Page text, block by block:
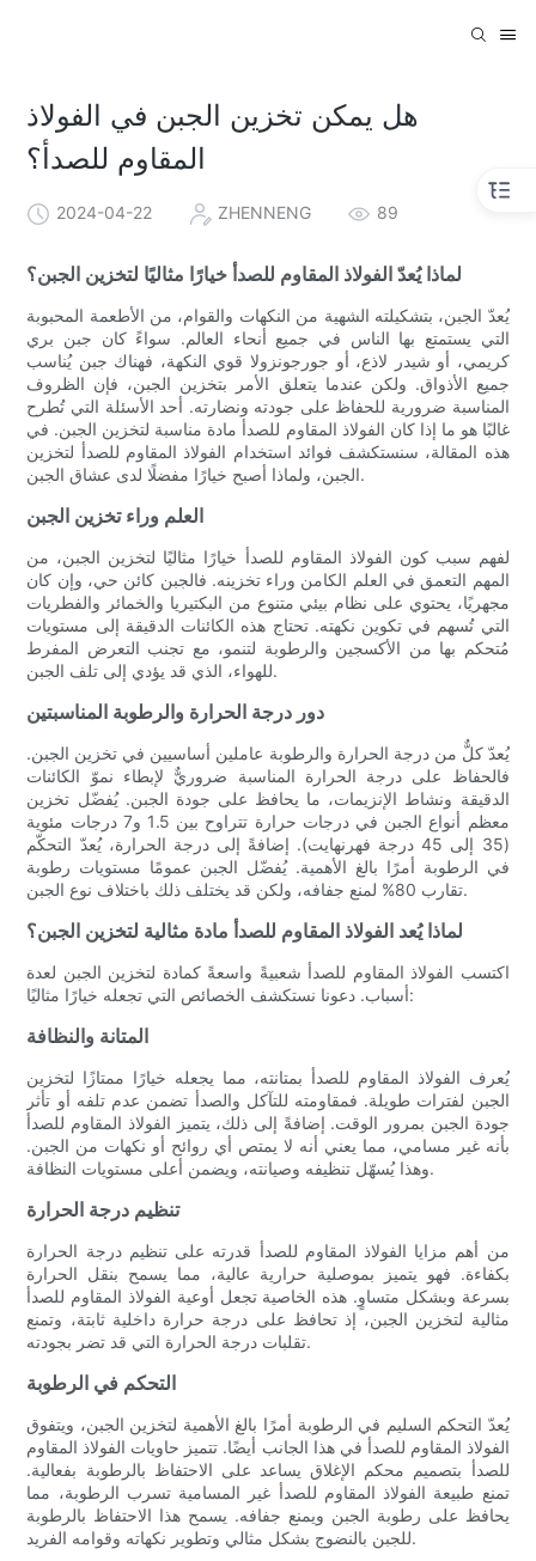
هل يمكن تخزين الجبن في الفولاذ
المقاوم للصدأ؟
2024-04-22 ZHENNENG 89
لماذا يُعدّ الفولاذ المقاوم للصدأ خيارًا مثاليًا لتخزين الجبن؟
يُعدّ الجبن، بتشكيلته الشهية من النكهات والقوام، من الأطعمة المحبوبة
التي يستمتع بها الناس في جميع أنحاء العالم. سواءً كان جبن بري
كريمي، أو شيدر لاذع، أو جورجونزولا قوي النكهة، فهناك جبن يُناسب
جميع الأذواق. ولكن عندما يتعلق الأمر بتخزين الجبن، فإن الظروف
المناسبة ضرورية للحفاظ على جودته ونضارته. أحد الأسئلة التي تُطرح
غالبًا هو ما إذا كان الفولاذ المقاوم للصدأ مادة مناسبة لتخزين الجبن. في
هذه المقالة، سنستكشف فوائد استخدام الفولاذ المقاوم للصدأ لتخزين
الجبن، ولماذا أصبح خيارًا مفضلًا لدى عشاق الجبن.
العلم وراء تخزين الجبن
لفهم سبب كون الفولاذ المقاوم للصدأ خيارًا مثاليًا لتخزين الجبن، من
المهم التعمق في العلم الكامن وراء تخزينه. فالجبن كائن حي، وإن كان
مجهريًا، يحتوي على نظام بيئي متنوع من البكتيريا والخمائر والفطريات
التي تُسهم في تكوين نكهته. تحتاج هذه الكائنات الدقيقة إلى مستويات
مُتحكم بها من الأكسجين والرطوبة لتنمو، مع تجنب التعرض المفرط
للهواء، الذي قد يؤدي إلى تلف الجبن.
دور درجة الحرارة والرطوبة المناسبتين
يُعدّ كلٌّ من درجة الحرارة والرطوبة عاملين أساسيين في تخزين الجبن.
فالحفاظ على درجة الحرارة المناسبة ضروريٌّ لإبطاء نموّ الكائنات
الدقيقة ونشاط الإنزيمات، ما يحافظ على جودة الجبن. يُفضّل تخزين
معظم أنواع الجبن في درجات حرارة تتراوح بين 1.5 و7 درجات مئوية
(35 إلى 45 درجة فهرنهايت). إضافةً إلى درجة الحرارة، يُعدّ التحكّم
في الرطوبة أمرًا بالغ الأهمية. يُفضّل الجبن عمومًا مستويات رطوبة
تقارب 80% لمنع جفافه، ولكن قد يختلف ذلك باختلاف نوع الجبن.
لماذا يُعد الفولاذ المقاوم للصدأ مادة مثالية لتخزين الجبن؟
اكتسب الفولاذ المقاوم للصدأ شعبيةً واسعةً كمادة لتخزين الجبن لعدة
أسباب. دعونا نستكشف الخصائص التي تجعله خيارًا مثاليًا:
المتانة والنظافة
يُعرف الفولاذ المقاوم للصدأ بمتانته، مما يجعله خيارًا ممتازًا لتخزين
الجبن لفترات طويلة. فمقاومته للتآكل والصدأ تضمن عدم تلفه أو تأثر
جودة الجبن بمرور الوقت. إضافةً إلى ذلك، يتميز الفولاذ المقاوم للصدأ
بأنه غير مسامي، مما يعني أنه لا يمتص أي روائح أو نكهات من الجبن.
وهذا يُسهّل تنظيفه وصيانته، ويضمن أعلى مستويات النظافة.
تنظيم درجة الحرارة
من أهم مزايا الفولاذ المقاوم للصدأ قدرته على تنظيم درجة الحرارة
بكفاءة. فهو يتميز بموصلية حرارية عالية، مما يسمح بنقل الحرارة
بسرعة وبشكل متساوٍ. هذه الخاصية تجعل أوعية الفولاذ المقاوم للصدأ
مثالية لتخزين الجبن، إذ تحافظ على درجة حرارة داخلية ثابتة، وتمنع
تقلبات درجة الحرارة التي قد تضر بجودته.
التحكم في الرطوبة
يُعدّ التحكم السليم في الرطوبة أمرًا بالغ الأهمية لتخزين الجبن، ويتفوق
الفولاذ المقاوم للصدأ في هذا الجانب أيضًا. تتميز حاويات الفولاذ المقاوم
للصدأ بتصميم محكم الإغلاق يساعد على الاحتفاظ بالرطوبة بفعالية.
تمنع طبيعة الفولاذ المقاوم للصدأ غير المسامية تسرب الرطوبة، مما
يحافظ على رطوبة الجبن ويمنع جفافه. يسمح هذا الاحتفاظ بالرطوبة
للجبن بالنضوج بشكل مثالي وتطوير نكهاته وقوامه الفريد.